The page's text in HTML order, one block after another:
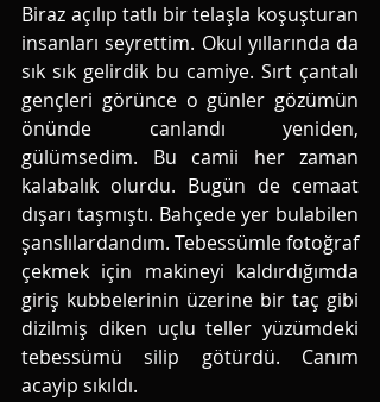
Biraz açılıp tatlı bir telaşla koşuşturan
insanları seyrettim. Okul yıllarında da
sık sık gelirdik bu camiye. Sırt çantalı
gençleri görünce o günler gözümün
önünde canlandı yeniden,
gülümsedim. Bu camii her zaman
kalabalık olurdu. Bugün de cemaat
dışarı taşmıştı. Bahçede yer bulabilen
şanslılardandım. Tebessümle fotoğraf
çekmek için makineyi kaldırdığımda
giriş kubbelerinin üzerine bir taç gibi
dizilmiş diken uçlu teller yüzümdeki
tebessümü silip götürdü. Canım
acayip sıkıldı.